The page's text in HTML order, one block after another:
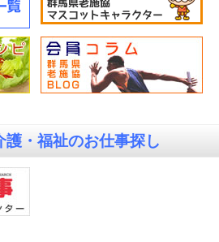
護・福祉のお仕事探し